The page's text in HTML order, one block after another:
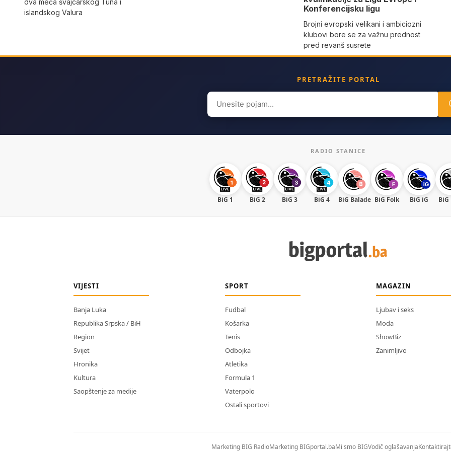
dva meča švajcarskog Tuna i
islandskog Valura
Konferencijsku ligu
Brojni evropski velikani i ambiciozni
klubovi bore se za važnu prednost
pred revanš susrete
PRETRAŽITE PORTAL
Search
for:
RADIO STANICE
BiG 1 BiG 2 BiG 3 BiG 4 BiG Balade BiG Folk BiG iG BiG
VIJESTI
Banja Luka
Republika Srpska / BiH
Region
Svijet
Hronika
Kultura
Saopštenje za medije
SPORT
Fudbal
Košarka
Tenis
Odbojka
Atletika
Formula 1
Vaterpolo
Ostali sportovi
MAGAZIN
Ljubav i seks
Moda
ShowBiz
Zanimljivo
Marketing BIG RadioMarketing BIGportal.baMi smo BIGVodič oglašavanja